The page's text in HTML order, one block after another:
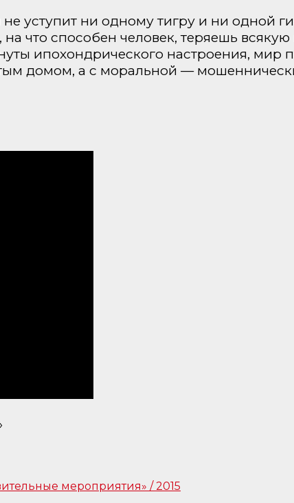
уступит ни одному тигру и ни одной
что способен человек, теряешь
ипохондрического настроения, мир
домом, а с моральной —